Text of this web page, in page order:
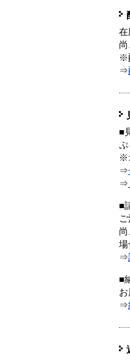
在
※
⇒
■
ぷ
※
⇒
⇒
■
場
⇒
■
お
⇒